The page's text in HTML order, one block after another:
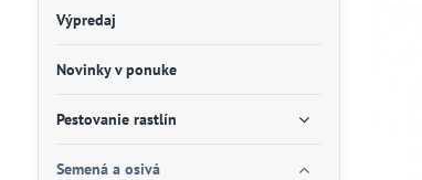
Výpredaj
Novinky v ponuke
Pestovanie rastlín
Semená a osivá